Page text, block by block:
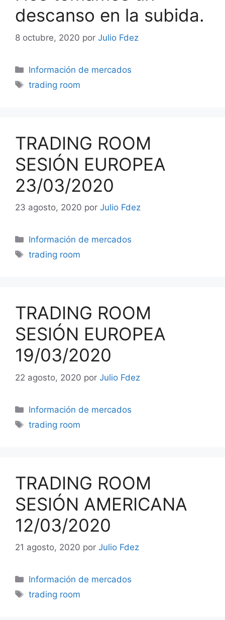
descanso en la subida.
8 octubre, 2020 por Julio Fdez
Categorías
Información de mercados
Etiquetas
trading room
TRADING ROOM
SESIÓN EUROPEA
23/03/2020
23 agosto, 2020 por Julio Fdez
Categorías
Información de mercados
Etiquetas
trading room
TRADING ROOM
SESIÓN EUROPEA
19/03/2020
22 agosto, 2020 por Julio Fdez
Categorías
Información de mercados
Etiquetas
trading room
TRADING ROOM
SESIÓN AMERICANA
12/03/2020
21 agosto, 2020 por Julio Fdez
Categorías
Información de mercados
Etiquetas
trading room